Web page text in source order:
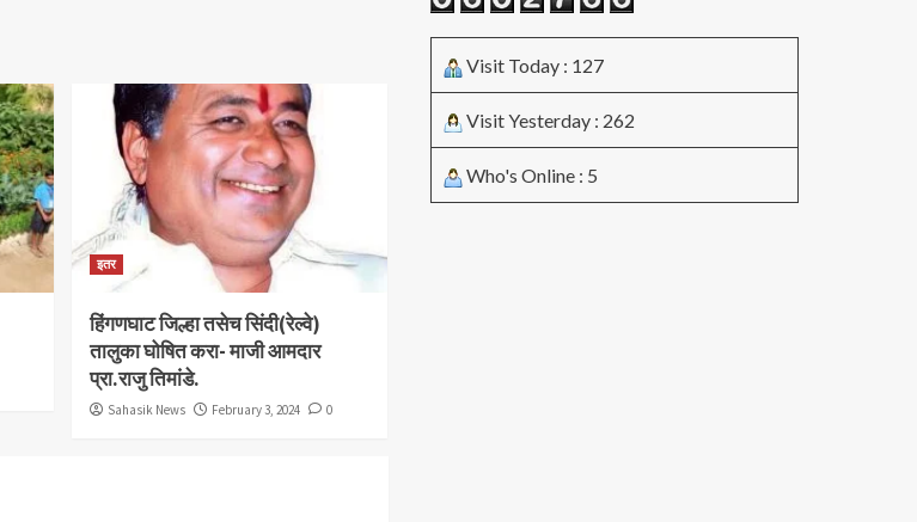
इतर
हिंगणघाट जिल्हा तसेच सिंदी(रेल्वे)
तालुका घोषित करा- माजी आमदार
प्रा.राजु तिमांडे.
Sahasik News February 3, 2024 0
Visit Today : 127
Visit Yesterday : 262
Who's Online : 5